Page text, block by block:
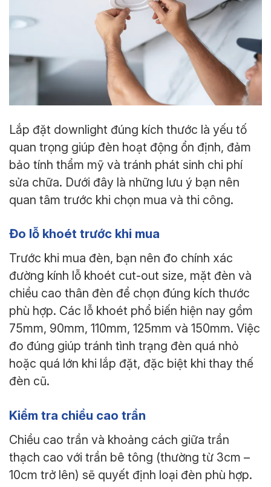
Lắp đặt downlight đúng kích thước là yếu tố
quan trọng giúp đèn hoạt động ổn định, đảm
bảo tính thẩm mỹ và tránh phát sinh chi phí
sửa chữa. Dưới đây là những lưu ý bạn nên
quan tâm trước khi chọn mua và thi công.
Đo lỗ khoét trước khi mua
Trước khi mua đèn, bạn nên đo chính xác
đường kính lỗ khoét cut-out size, mặt đèn và
chiều cao thân đèn để chọn đúng kích thước
phù hợp. Các lỗ khoét phổ biến hiện nay gồm
75mm, 90mm, 110mm, 125mm và 150mm. Việc
đo đúng giúp tránh tình trạng đèn quá nhỏ
hoặc quá lớn khi lắp đặt, đặc biệt khi thay thế
đèn cũ.
Kiểm tra chiều cao trần
Chiều cao trần và khoảng cách giữa trần
thạch cao với trần bê tông (thường từ 3cm –
10cm trở lên) sẽ quyết định loại đèn phù hợp.